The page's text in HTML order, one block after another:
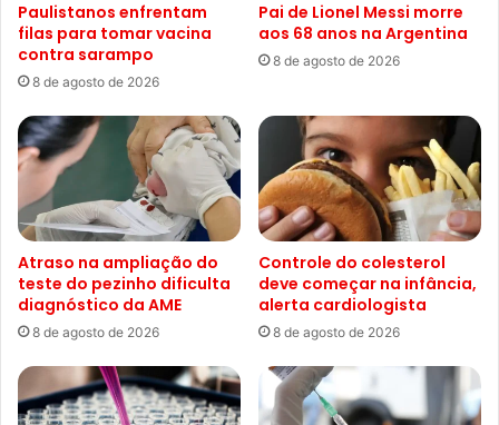
Paulistanos enfrentam
filas para tomar vacina
contra sarampo
8 de agosto de 2026
Pai de Lionel Messi morre
aos 68 anos na Argentina
8 de agosto de 2026
Atraso na ampliação do
teste do pezinho dificulta
diagnóstico da AME
8 de agosto de 2026
Controle do colesterol
deve começar na infância,
alerta cardiologista
8 de agosto de 2026